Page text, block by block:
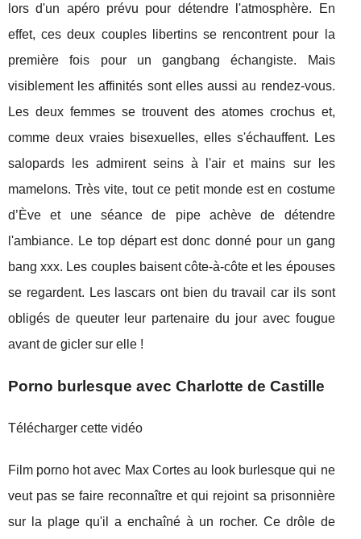
lors d'un apéro prévu pour détendre l'atmosphère. En
effet, ces deux couples libertins se rencontrent pour la
première fois pour un gangbang échangiste. Mais
visiblement les affinités sont elles aussi au rendez-vous.
Les deux femmes se trouvent des atomes crochus et,
comme deux vraies bisexuelles, elles s'échauffent. Les
salopards les admirent seins à l'air et mains sur les
mamelons. Très vite, tout ce petit monde est en costume
d’Ève et une séance de pipe achève de détendre
l'ambiance. Le top départ est donc donné pour un gang
bang xxx. Les couples baisent côte-à-côte et les épouses
se regardent. Les lascars ont bien du travail car ils sont
obligés de queuter leur partenaire du jour avec fougue
avant de gicler sur elle !
Porno burlesque avec Charlotte de Castille
Télécharger cette vidéo
Film porno hot avec Max Cortes au look burlesque qui ne
veut pas se faire reconnaître et qui rejoint sa prisonnière
sur la plage qu'il a enchaîné à un rocher. Ce drôle de